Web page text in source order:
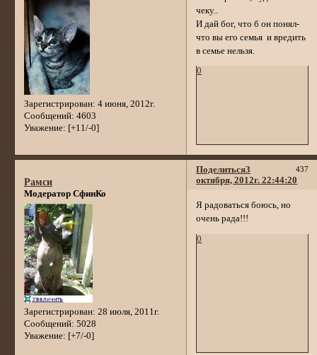
Зарегистрирован: 4 июня, 2012г.
Сообщений: 4603
Уважение: [+11/-0]
чеку..
И дай бог, что б он понял-
что вы его семья и вредить
в семье нельзя.
0
Поделиться 437
3
октября, 2012г. 22:44:20
Рамси
Модератор СфинКо
Зарегистрирован: 28 июля, 2011г.
Сообщений: 5028
Уважение: [+7/-0]
Я радоваться боюсь, но
очень рада!!!
0